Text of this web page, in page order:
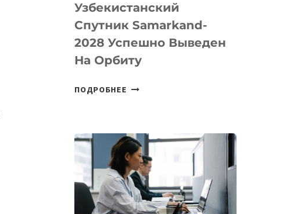
Узбекистанский
Спутник Samarkand-
2028 Успешно Выведен
На Орбиту
ПОДРОБНЕЕ УЗБЕКИСТАНСКИЙ
УСПЕШНО
ВЫВЕДЕН
НА
ОРБИТУ